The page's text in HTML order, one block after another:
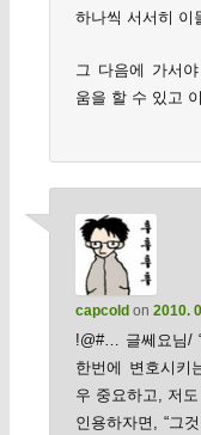
하나씩 서서히 이
그 다음에 가서
움을 할 수 있고
capcold on 2010.
!@#… 글쎄요님/
한번에 변호시키
우 중요하고, 저
인용하자면, “그